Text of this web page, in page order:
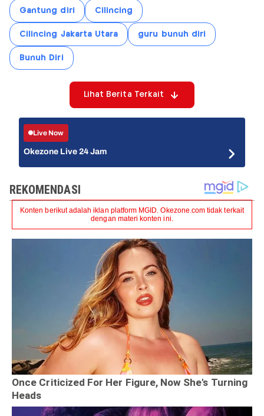
Gantung diri Cilincing
Cilincing Jakarta Utara guru bunuh diri
Bunuh Diri
Lihat Berita Terkait
Live Now
Okezone Live 24 Jam